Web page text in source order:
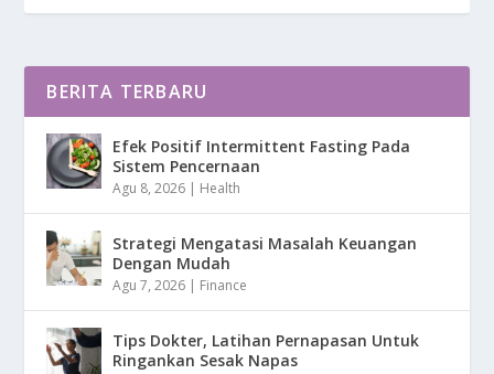
BERITA TERBARU
Efek Positif Intermittent Fasting Pada
Sistem Pencernaan
Agu 8, 2026 | Health
Strategi Mengatasi Masalah Keuangan
Dengan Mudah
Agu 7, 2026 | Finance
Tips Dokter, Latihan Pernapasan Untuk
Ringankan Sesak Napas